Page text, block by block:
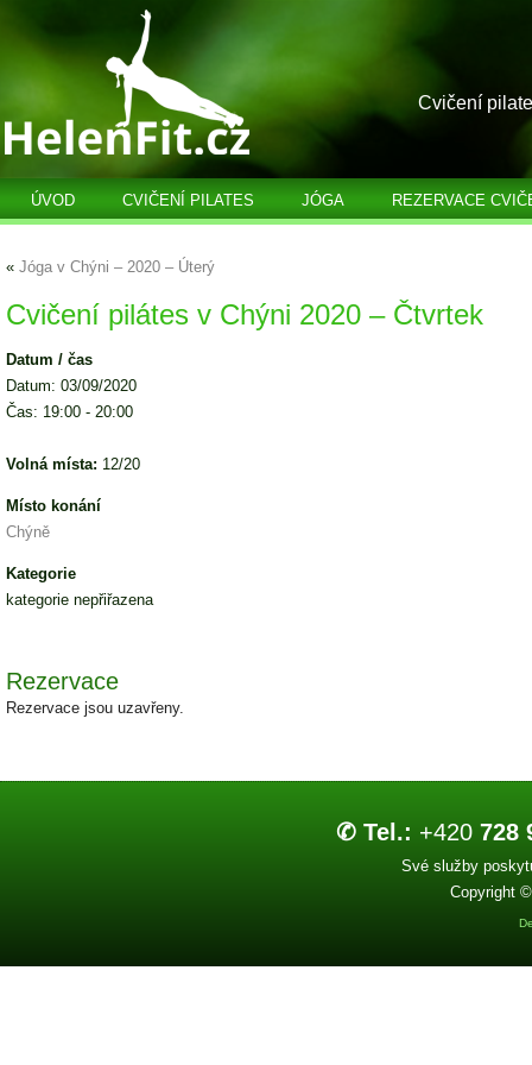
Cvičení
ÚVOD CVIČENÍ PILATES JÓGA REZERVACE
« Jóga v Chýni – 2020 – Úterý
Cvičení pilátes v Chýni 2020 – Čtvrtek
Datum / čas
Datum: 03/09/2020
Čas: 19:00 - 20:00
Volná místa: 12/20
Místo konání
Chýně
Kategorie
kategorie nepřiřazena
Rezervace
Rezervace jsou uzavřeny.
✆ Tel.: +420 728
Své služby
Copyright